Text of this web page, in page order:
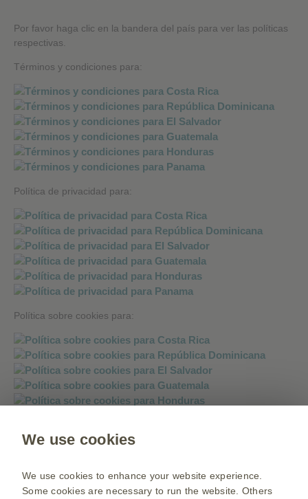
Por favor haga clic en la bandera del país para ver las políticas
respectivas.
Términos y condiciones para:
Política de privacidad para:
Política sobre cookies para:
Política sobre mensajería instantánea:
We use cookies
We use cookies to enhance your website experience.
Some cookies are necessary to run the website. Others